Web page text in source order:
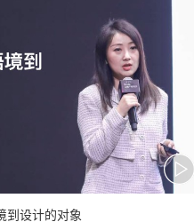
到设计的对象